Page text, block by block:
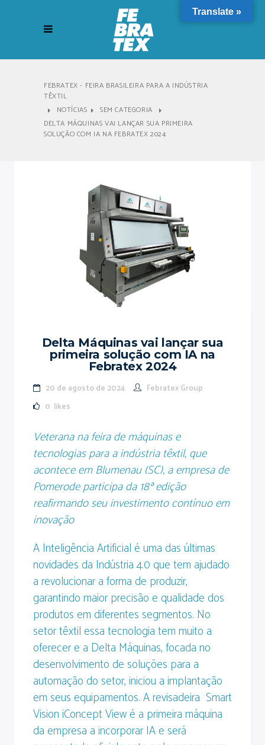
FEBRATEX - FEIRA BRASILEIRA PARA A INDÚSTRIA
TÊXTIL
NOTÍCIAS
SEM CATEGORIA
DELTA MÁQUINAS VAI LANÇAR SUA PRIMEIRA
SOLUÇÃO COM IA NA FEBRATEX 2024
Delta Máquinas vai lançar sua
primeira solução com IA na
Febratex 2024
20 de agosto de 2024
Febratex Group
0 likes
Veterana na feira de máquinas e
tecnologias para a indústria têxtil, que
acontece em Blumenau (SC), a empresa de
Pomerode participa da 18ª edição
reafirmando seu investimento contínuo em
inovação
A Inteligência Artificial é uma das últimas
novidades da Indústria 4.0 que tem ajudado
a revolucionar a forma de produzir,
garantindo maior precisão e qualidade dos
produtos em diferentes segmentos. No
setor têxtil essa tecnologia tem muito a
oferecer e a Delta Máquinas, focada no
desenvolvimento de soluções para a
automação do setor, iniciou a implantação
em seus equipamentos. A revisadeira Smart
Vision iConcept View é a primeira máquina
da empresa a incorporar IA e será
Translate »